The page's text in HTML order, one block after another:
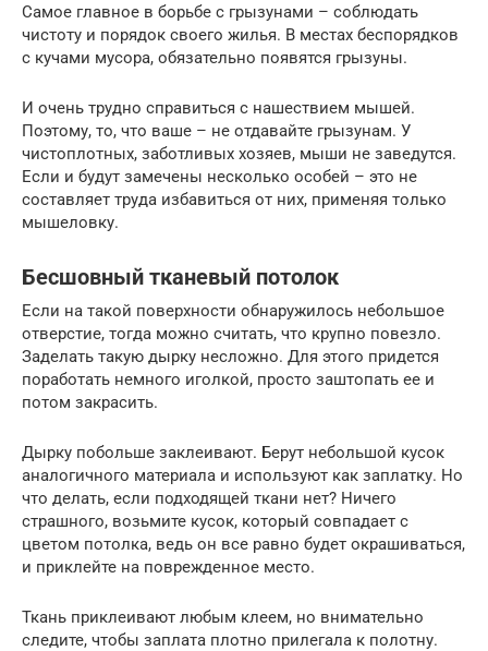
Самое главное в борьбе с грызунами – соблюдать
чистоту и порядок своего жилья. В местах беспорядков
с кучами мусора, обязательно появятся грызуны.
И очень трудно справиться с нашествием мышей.
Поэтому, то, что ваше – не отдавайте грызунам. У
чистоплотных, заботливых хозяев, мыши не заведутся.
Если и будут замечены несколько особей – это не
составляет труда избавиться от них, применяя только
мышеловку.
Бесшовный тканевый потолок
Если на такой поверхности обнаружилось небольшое
отверстие, тогда можно считать, что крупно повезло.
Заделать такую дырку несложно. Для этого придется
поработать немного иголкой, просто заштопать ее и
потом закрасить.
Дырку побольше заклеивают. Берут небольшой кусок
аналогичного материала и используют как заплатку. Но
что делать, если подходящей ткани нет? Ничего
страшного, возьмите кусок, который совпадает с
цветом потолка, ведь он все равно будет окрашиваться,
и приклейте на поврежденное место.
Ткань приклеивают любым клеем, но внимательно
следите, чтобы заплата плотно прилегала к полотну.